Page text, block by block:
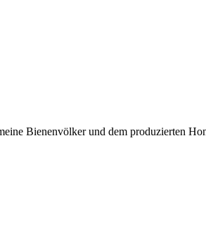
Bienenvölker und dem produzierten